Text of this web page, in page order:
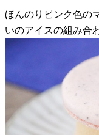
ほんのりピンク色の
いのアイスの組み合